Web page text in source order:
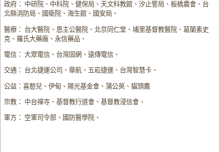
政府： 中研院、中科院、健保局、天文科教館、汐止警局、板橋農會、台
北縣消防局、國衛院、海生館、國安局、
醫療： 台大醫院、恩主公醫院、北京同仁堂、埔里基督教醫院、葛蘭素史
克、羅氏大藥廠、永信藥品、
電信： 大眾電信、台灣固網、遠傳電信、
交通： 台北捷運公司、華航、五崧捷運、台灣智慧卡、
公益：喜憨兒、伊甸、陽光基金會、蒲公英、貓頭鷹
宗教： 中台禪寺、基督教行道會、基督教浸信會、
軍方： 空軍司令部、國防醫學院、